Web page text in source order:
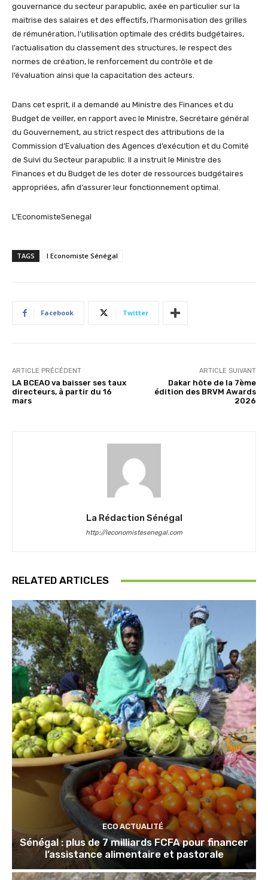
gouvernance du secteur parapublic, axée en particulier sur la
maitrise des salaires et des effectifs, l’harmonisation des grilles
de rémunération, l’utilisation optimale des crédits budgétaires,
l’actualisation du classement des structures, le respect des
normes de création, le renforcement du contrôle et de
l’évaluation ainsi que la capacitation des acteurs.
Dans cet esprit, il a demandé au Ministre des Finances et du
Budget de veiller, en rapport avec le Ministre, Secrétaire général
du Gouvernement, au strict respect des attributions de la
Commission d’Evaluation des Agences d’exécution et du Comité
de Suivi du Secteur parapublic. Il a instruit le Ministre des
Finances et du Budget de les doter de ressources budgétaires
appropriées, afin d’assurer leur fonctionnement optimal.
L’EconomisteSenegal
TAGS l Economiste Sénégal
Facebook Twitter
ARTICLE PRÉCÉDENT
LA BCEAO va baisser ses taux
directeurs, à partir du 16
mars
ARTICLE SUIVANT
Dakar hôte de la 7ème
édition des BRVM Awards
2026
La Rédaction Sénégal
http://leconomistesenegal.com
RELATED ARTICLES
ECO ACTUALITÉ
Sénégal : plus de 7 milliards FCFA pour financer
l’assistance alimentaire et pastorale